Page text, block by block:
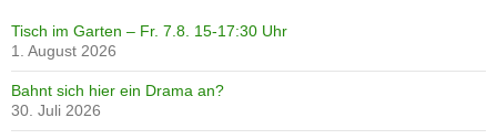
Tisch im Garten – Fr. 7.8. 15-17:30 Uhr
1. August 2026
Bahnt sich hier ein Drama an?
30. Juli 2026